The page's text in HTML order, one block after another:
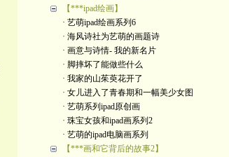
【***ipad绘画】
· 艺萌ipad绘画系列6
· 海风诗社为艺萌的画题诗
· 画意与诗情- 我的新名片
· 脚摔坏了能做些什么
· 我家的山茱萸花开了
· 女儿进入了青春期和一幅美少女图
· 艺萌系列ipad原创画
· 珠宝女孩和ipad画系列2
· 艺萌的ipad电脑画系列
【***画和它背后的故事2】